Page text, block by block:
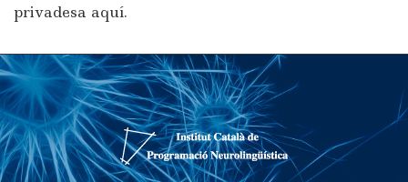
privadesa aquí.